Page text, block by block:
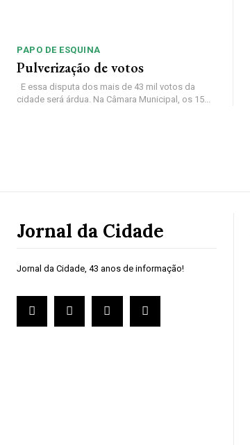
PAPO DE ESQUINA
Pulverização de votos
E essa disputa dos mais de 43 mil votos da
cidade será árdua. Na Câmara Municipal, os 15...
Jornal da Cidade
Jornal da Cidade, 43 anos de informação!